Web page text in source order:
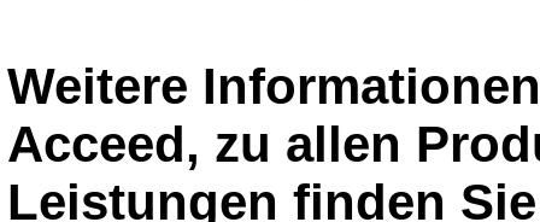
Weitere
Acceed, zu allen
Leistungen finden